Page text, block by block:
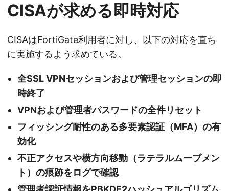
CISAが求める即時対応
CISAはFortiGate利用者に対し、以下の対応を直ち
に実施するよう求めている。
全SSL VPNセッションおよび管理セッションの即
時終了
VPNおよび管理者パスワードの全件リセット
フィッシング耐性のある多要素認証（MFA）の有
効化
不正アクセスや横方向移動（ラテラルムーブメン
ト）の痕跡をログで確認